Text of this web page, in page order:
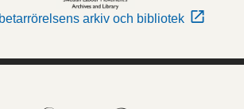
arkiv och bibliotek